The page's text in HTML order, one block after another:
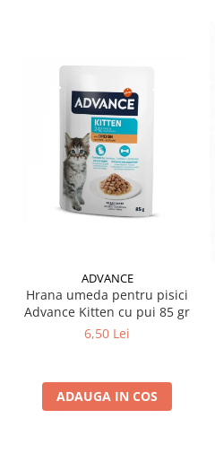
ADVANCE
Hrana umeda pentru pisici
Advance Kitten cu pui 85 gr
6,50 Lei
ADAUGA IN COS